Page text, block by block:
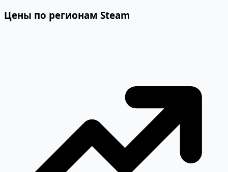
Цены по регионам Steam